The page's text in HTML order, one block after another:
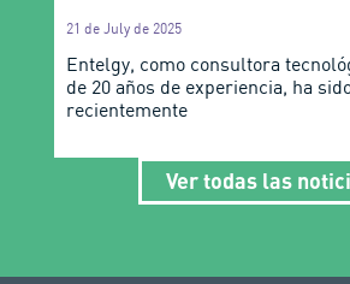
21 de July de 2025
Entelgy, como consultora
de 20 años de experiencia, ha
recientemente
Ver todas las